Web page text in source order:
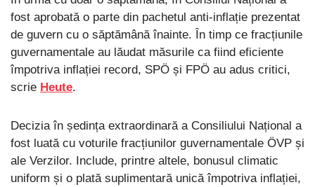
fost aprobată o parte din pachetul anti-inflație prezentat
de guvern cu o săptămână înainte. În timp ce fracțiunile
guvernamentale au lăudat măsurile ca fiind eficiente
împotriva inflației record, SPÖ și FPÖ au adus critici,
scrie Heute.
Decizia în ședința extraordinară a Consiliului Național a
fost luată cu voturile fracțiunilor guvernamentale ÖVP și
ale Verzilor. Include, printre altele, bonusul climatic
uniform și o plată suplimentară unică împotriva inflației,